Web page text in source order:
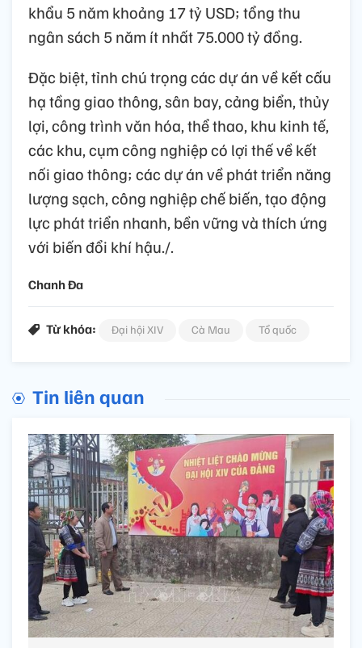
khẩu 5 năm khoảng 17 tỷ USD; tổng thu
ngân sách 5 năm ít nhất 75.000 tỷ đồng.
Đặc biệt, tỉnh chú trọng các dự án về kết cấu
hạ tầng giao thông, sân bay, cảng biển, thủy
lợi, công trình văn hóa, thể thao, khu kinh tế,
các khu, cụm công nghiệp có lợi thế về kết
nối giao thông; các dự án về phát triển năng
lượng sạch, công nghiệp chế biến, tạo động
lực phát triển nhanh, bền vững và thích ứng
với biến đổi khí hậu./.
Chanh Đa
Từ khóa: Đại hội XIV Cà Mau Tổ quốc
Tin liên quan